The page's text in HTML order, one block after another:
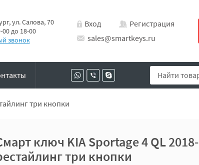
ул. Салова, 70
до 18-00
звонок
Вход
Регистрация
sales@smartkeys.ru
три кнопки
ключ KIA Sportage 4 QL 2018-
три кнопки